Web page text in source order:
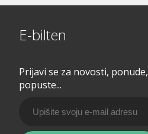
E-bilten
Prijavi se za novosti, ponude,
popuste...